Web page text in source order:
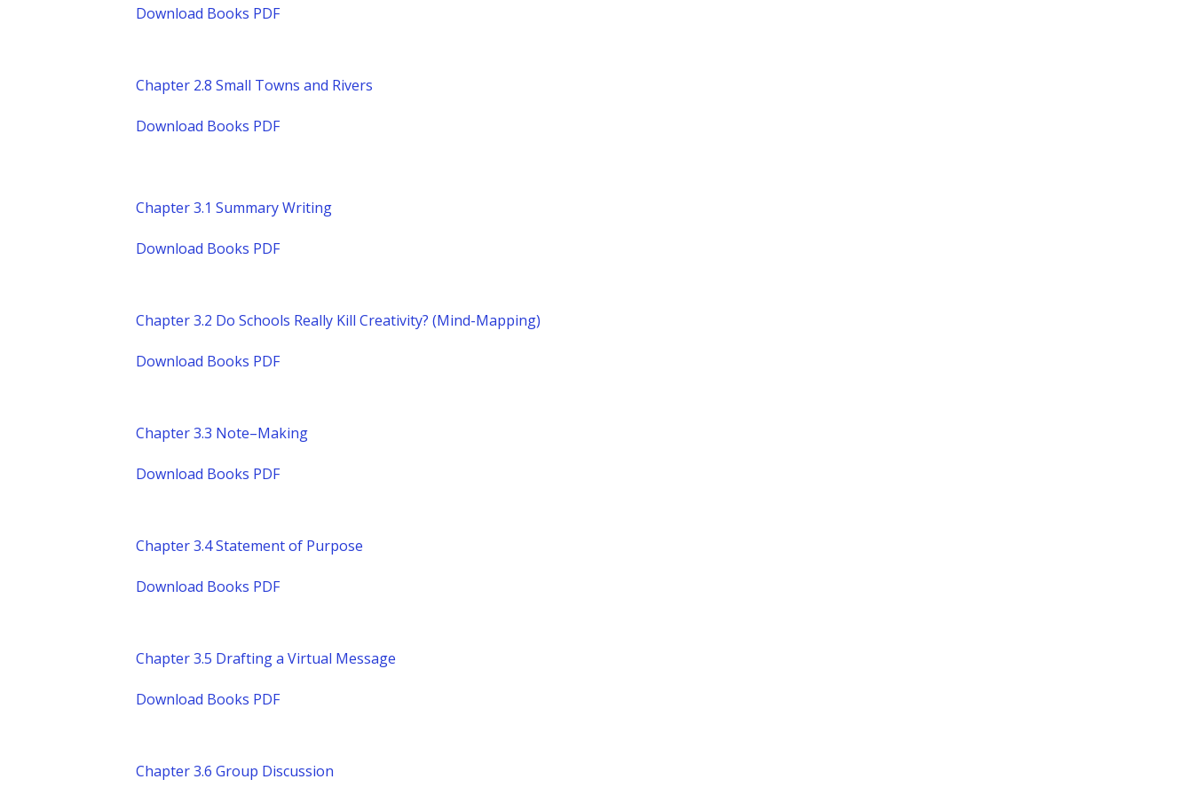
Download Books PDF
Chapter 2.8 Small Towns and Rivers
Download Books PDF
Chapter 3.1 Summary Writing
Download Books PDF
Chapter 3.2 Do Schools Really Kill Creativity? (Mind-Mapping)
Download Books PDF
Chapter 3.3 Note–Making
Download Books PDF
Chapter 3.4 Statement of Purpose
Download Books PDF
Chapter 3.5 Drafting a Virtual Message
Download Books PDF
Chapter 3.6 Group Discussion